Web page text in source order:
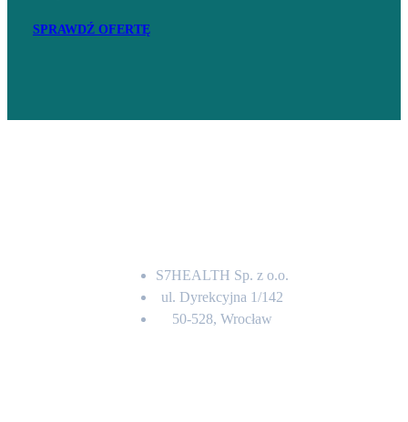
SPRAWDŹ OFERTĘ
S7HEALTH Sp. z o.o.
ul. Dyrekcyjna 1/142
50-528, Wrocław